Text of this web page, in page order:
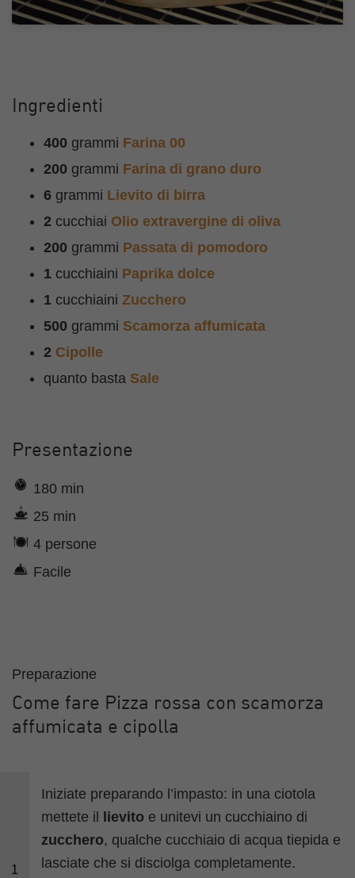
Ingredienti
400 grammi Farina 00
200 grammi Farina di grano duro
6 grammi Lievito di birra
2 cucchiai Olio extravergine di oliva
200 grammi Passata di pomodoro
1 cucchiaini Paprika dolce
1 cucchiaini Zucchero
500 grammi Scamorza affumicata
2 Cipolle
quanto basta Sale
Presentazione
180 min
25 min
4 persone
Facile
Preparazione
Come fare Pizza rossa con scamorza
affumicata e cipolla
1
Iniziate preparando l’impasto: in una ciotola
mettete il
lievito e unitevi un cucchiaino di
zucchero, qualche cucchiaio di acqua tiepida e
lasciate che si disciolga completamente.